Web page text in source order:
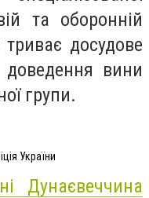
та оборонній
триває досудове
доведення вини
групи.
України
Дунаєвеччина